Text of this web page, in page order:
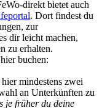
direkt bietet auch
. Dort findest du
zur
dir leicht machen,
zu erhalten.
buchen:
mindestens zwei
an Unterkünften zu
je früher du deine